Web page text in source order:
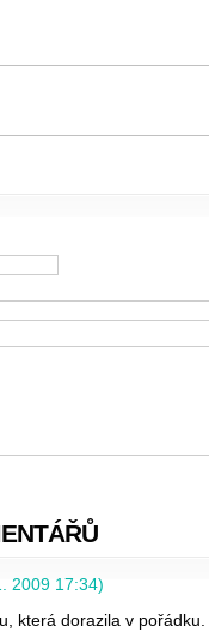
2009 17:34)
která dorazila v